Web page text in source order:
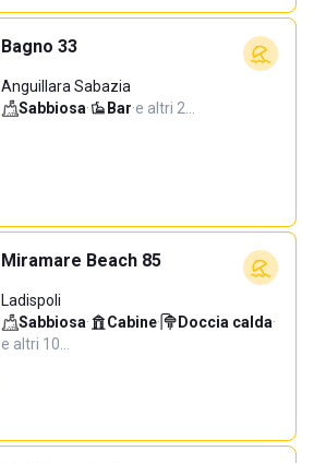
Bagno 33
Anguillara Sabazia
Sabbiosa· Bar·e altri 2…
Miramare Beach 85
Ladispoli
Sabbiosa· Cabine· Doccia calda·
e altri 10…